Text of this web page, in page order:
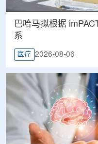
巴哈马拟根据
系
医疗 2026-08-06